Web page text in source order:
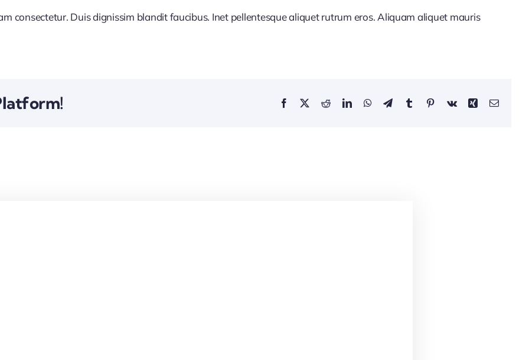
consectetur. Duis dignissim blandit faucibus. Inet pellentesque aliquet rutrum eros. Aliquam aliquet mauris
Facebook RedditLinkedInWhatsApp
TelegramTumblrPinterestVk Xing Email